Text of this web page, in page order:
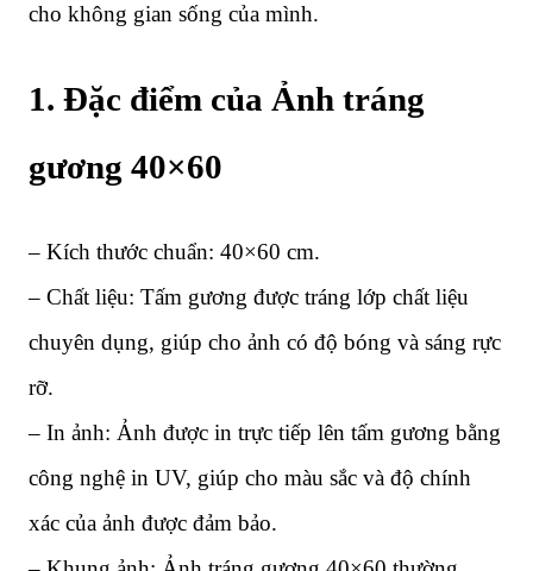
cho không gian sống của mình.
1. Đặc điểm của Ảnh tráng
gương 40×60
– Kích thước chuẩn: 40×60 cm.
– Chất liệu: Tấm gương được tráng lớp chất liệu
chuyên dụng, giúp cho ảnh có độ bóng và sáng rực
rỡ.
– In ảnh: Ảnh được in trực tiếp lên tấm gương bằng
công nghệ in UV, giúp cho màu sắc và độ chính
xác của ảnh được đảm bảo.